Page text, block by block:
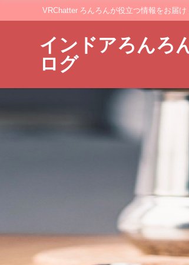
VRChatter ろんろんが役立つ情報をお届け
インドアろんろ
ログ